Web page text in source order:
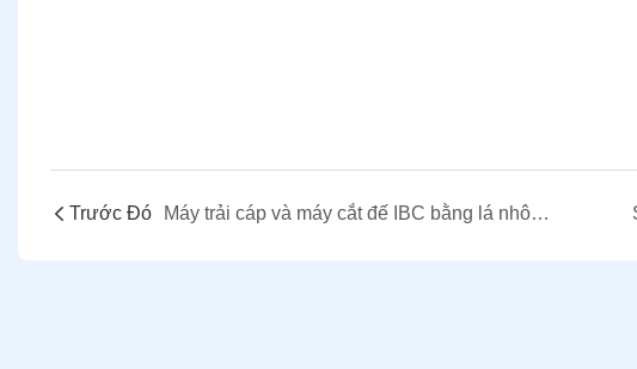
Trước Đó Máy trải cáp và máy cắt đế IBC bằng lá nhôm được giao đến Cộng hòa Séc